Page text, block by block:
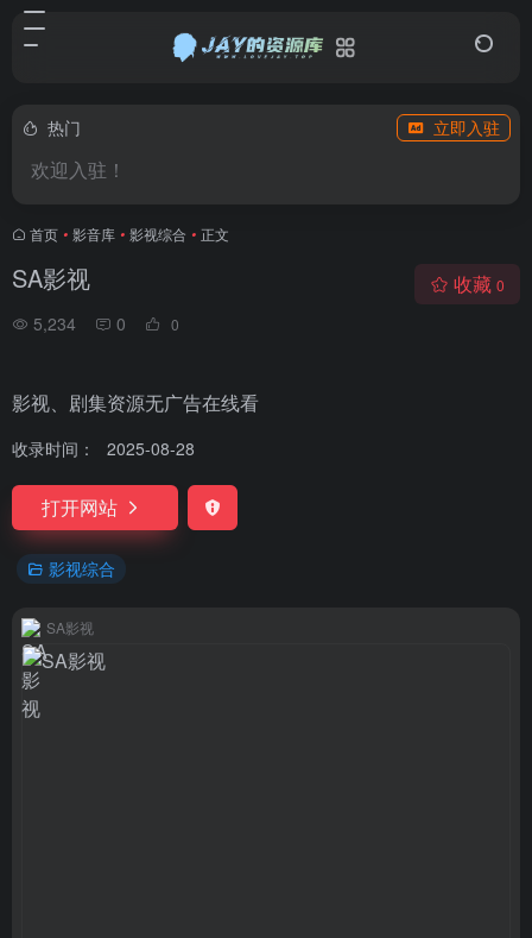
热门 立即入驻
欢迎入驻！
首页 • 影音库 • 影视综合 • 正文
SA影视
5,234 0 0
收藏 0
影视、剧集资源无广告在线看
收录时间： 2025-08-28
打开网站
影视综合
SA影视